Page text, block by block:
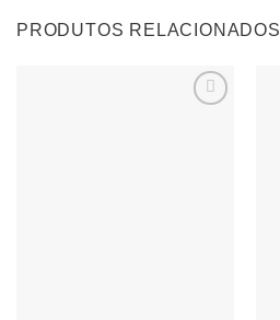
PRODUTOS RELACIONADOS